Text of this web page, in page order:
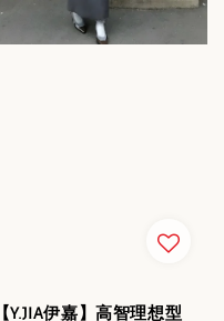
【Y.JIA伊嘉】高智理想型